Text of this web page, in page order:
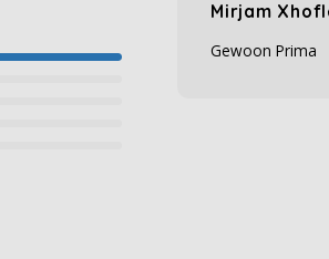
Mirjam
Gewoon Prima